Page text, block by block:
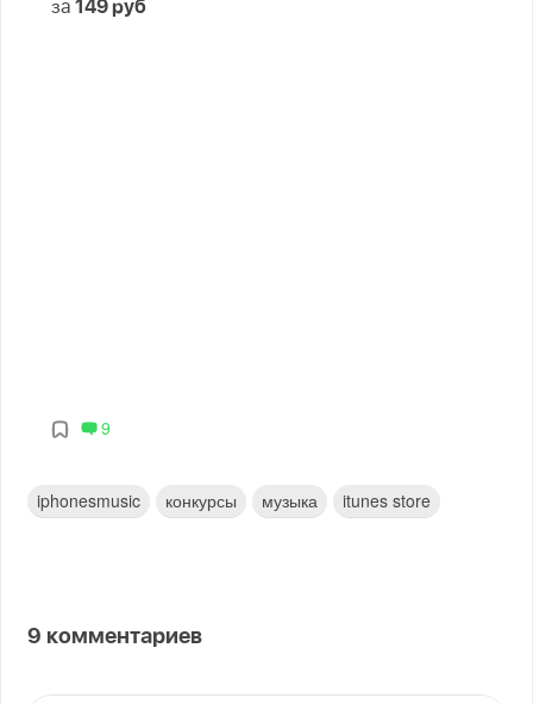
за149 руб
9
iphonesmusic конкурсы музыка itunes store
9 комментариев